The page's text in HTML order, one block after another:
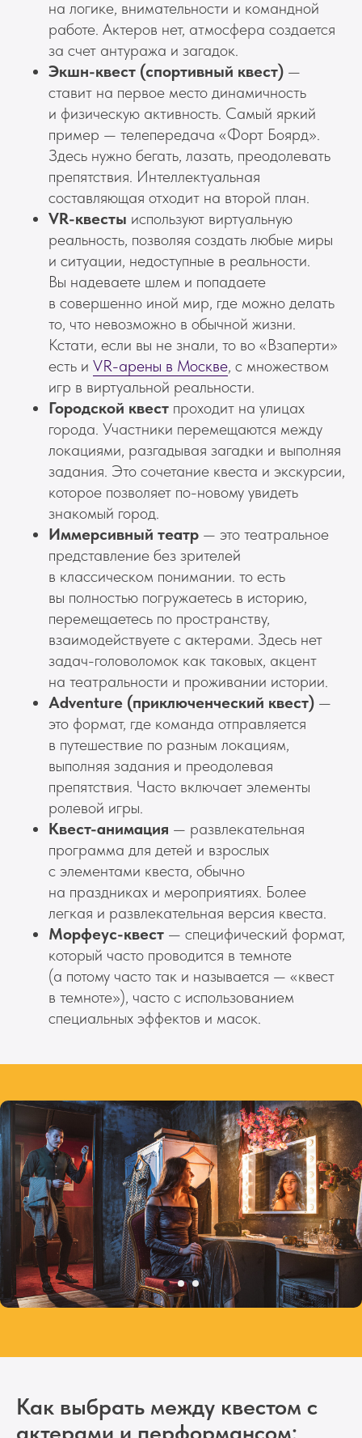
на логике, внимательности и командной
работе. Актеров нет, атмосфера создается
за счет антуража и загадок.
Экшн-квест (спортивный квест) —
ставит на первое место динамичность
и физическую активность. Самый яркий
пример — телепередача «Форт Боярд».
Здесь нужно бегать, лазать, преодолевать
препятствия. Интеллектуальная
составляющая отходит на второй план.
VR-квесты используют виртуальную
реальность, позволяя создать любые миры
и ситуации, недоступные в реальности.
Вы надеваете шлем и попадаете
в совершенно иной мир, где можно делать
то, что невозможно в обычной жизни.
Кстати, если вы не знали, то во «Взаперти»
есть и VR-арены в Москве, с множеством
игр в виртуальной реальности.
Городской квест проходит на улицах
города. Участники перемещаются между
локациями, разгадывая загадки и выполняя
задания. Это сочетание квеста и экскурсии,
которое позволяет по-новому увидеть
знакомый город.
Иммерсивный театр — это театральное
представление без зрителей
в классическом понимании. то есть
вы полностью погружаетесь в историю,
перемещаетесь по пространству,
взаимодействуете с актерами. Здесь нет
задач-головоломок как таковых, акцент
на театральности и проживании истории.
Adventure (приключенческий квест) —
это формат, где команда отправляется
в путешествие по разным локациям,
выполняя задания и преодолевая
препятствия. Часто включает элементы
ролевой игры.
Квест-анимация — развлекательная
программа для детей и взрослых
с элементами квеста, обычно
на праздниках и мероприятиях. Более
легкая и развлекательная версия квеста.
Морфеус-квест — специфический формат,
который часто проводится в темноте
(а потому часто так и называется — «квест
в темноте»), часто с использованием
специальных эффектов и масок.
Как выбрать между квестом с
+7 (977) 089-76-75
prazdnik@vzaperti.net
заказать звонок
Праздники
Праздник на квестах
Праздник на Нерф-арене
Праздник с пожарными
Лофт в аренду в Москве
Праздники в Москве
Праздники в Твери
Праздники в Санкт-Петербурге
Мастер-классы в Москве
Выездные праздники
Творческие мастер-классы
Кулинарные мастер-классы
Развлечения
prazdnik@vzaperti.net
Контакты и реквизиты